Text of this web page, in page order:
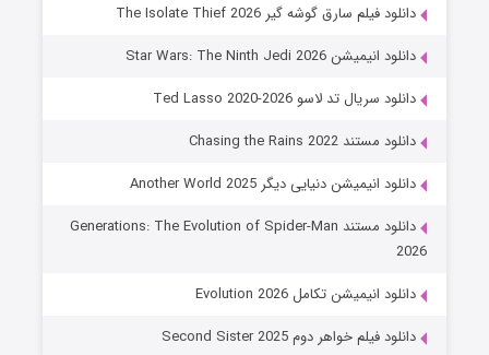
جادوگری در مغولستان
قسمت۱۴ (زیرنویس) منتشر شد
دانلود فیلم سارق گوشه گیر The Isolate Thief 2026
دانلود انیمیشن Star Wars: The Ninth Jedi 2026
دانلود سریال تد لاسو Ted Lasso 2020-2026
دانلود مستند Chasing the Rains 2022
دانلود انیمیشن دنیایی دیگر Another World 2025
دانلود مستند Generations: The Evolution of Spider-Man
2026
دانلود انیمیشن تکامل Evolution 2026
دانلود فیلم خواهر دوم Second Sister 2025